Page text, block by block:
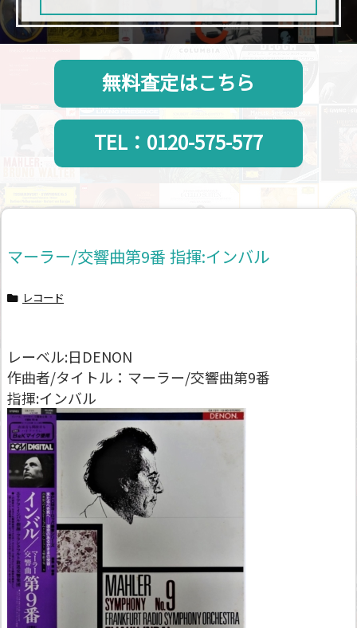
無料査定はこちら
TEL：0120-575-577
マーラー/交響曲第9番 指揮:インバル
レコード
レーベル:日DENON
作曲者/タイトル：マーラー/交響曲第9番
指揮:インバル